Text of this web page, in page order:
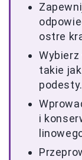
ostre
takie
podesty.
i